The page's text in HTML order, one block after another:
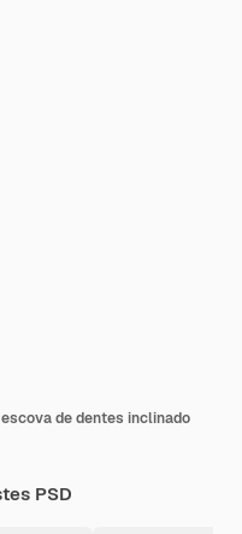
de dentes inclinado
PSD